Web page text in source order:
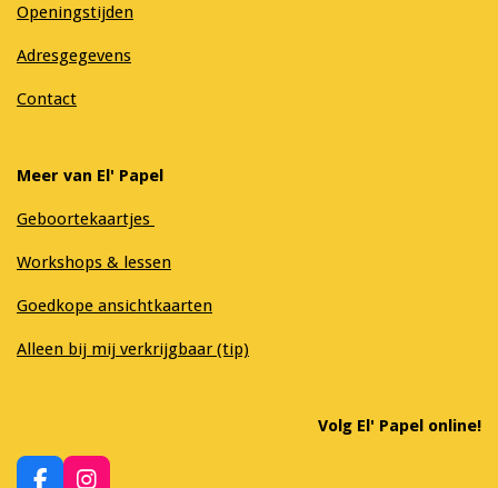
Openingstijden
Adresgegevens
Contact
Meer van El' Papel
Geboortekaartjes
Workshops & lessen
Goedkope ansichtkaarten
Alleen bij mij verkrijgbaar (tip)
Volg El' Papel online!